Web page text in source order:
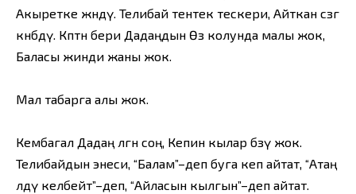
Акыретке жөнөдү. Телибай тентек тескери, Айткан сөзгө
көнбөдү. Көптөн бери Дадаңдын Өз колунда малы жок,
Баласы жинди жаны жок.
Мал табарга алы жок.
Кембагал Дадаң өлгөн соң, Кепин кылар бөзү жок.
Телибайдын энеси, “Балам”–деп буга кеп айтат, “Атаң
өлдү келбейт”–деп, “Айласын кылгын”–деп айтат.